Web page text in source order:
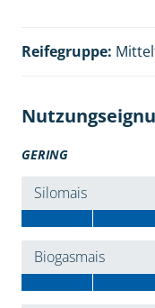
Reifegruppe:
GERING
Silomais
Biogasmais